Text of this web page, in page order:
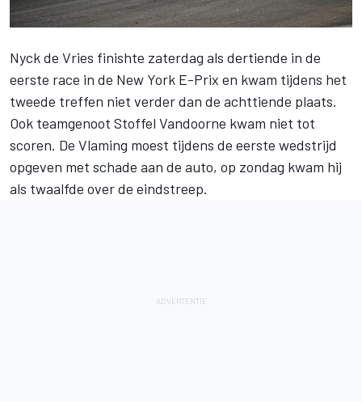
Nyck de Vries finishte zaterdag als dertiende in de
eerste race in de New York E-Prix en kwam tijdens het
tweede treffen niet verder dan de achttiende plaats.
Ook teamgenoot Stoffel Vandoorne kwam niet tot
scoren. De Vlaming moest tijdens de eerste wedstrijd
opgeven met schade aan de auto, op zondag kwam hij
als twaalfde over de eindstreep.